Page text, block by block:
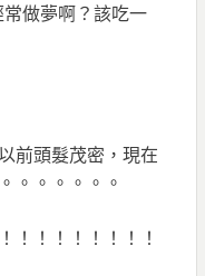
做夢啊？該吃一
前頭髮茂密，現在
。。。。。。
！！！！！！！！